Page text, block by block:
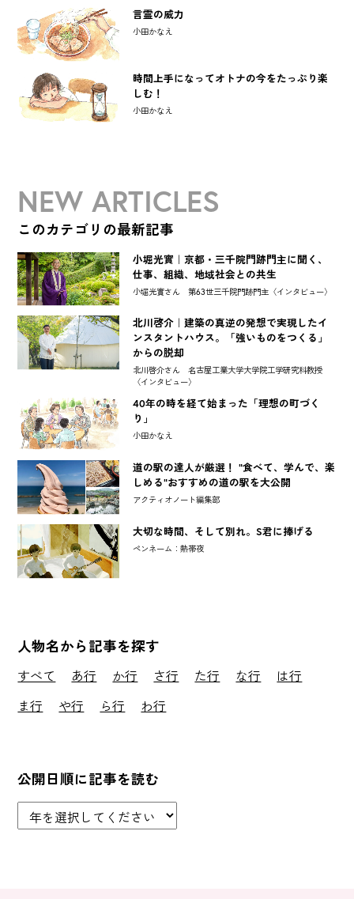
言霊の威力
小田かなえ
時間上手になってオトナの今をたっぷり楽
しむ！
小田かなえ
NEW ARTICLES
このカテゴリの最新記事
小堀光實｜京都・三千院門跡門主に聞く、
仕事、組織、地域社会との共生
小堀光實さん 第63世三千院門跡門主〈インタビュー〉
北川啓介｜建築の真逆の発想で実現したイ
ンスタントハウス。「強いものをつくる」
からの脱却
北川啓介さん 名古屋工業大学大学院工学研究科教授
〈インタビュー〉
40年の時を経て始まった「理想の町づく
り」
小田かなえ
道の駅の達人が厳選！ "食べて、学んで、楽
しめる"おすすめの道の駅を大公開
アクティオノート編集部
大切な時間、そして別れ。S君に捧げる
ペンネーム：熱帯夜
人物名から記事を探す
すべて あ行 か行 さ行 た行 な行
は行
ま行
や行 ら行 わ行
公開日順に記事を読む